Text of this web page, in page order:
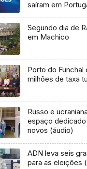
saíram em
Segundo dia de
em Machico
Porto do Funchal
milhões de taxa
Russo e
espaço dedicado
novos (áudio)
ADN leva seis
para as eleições